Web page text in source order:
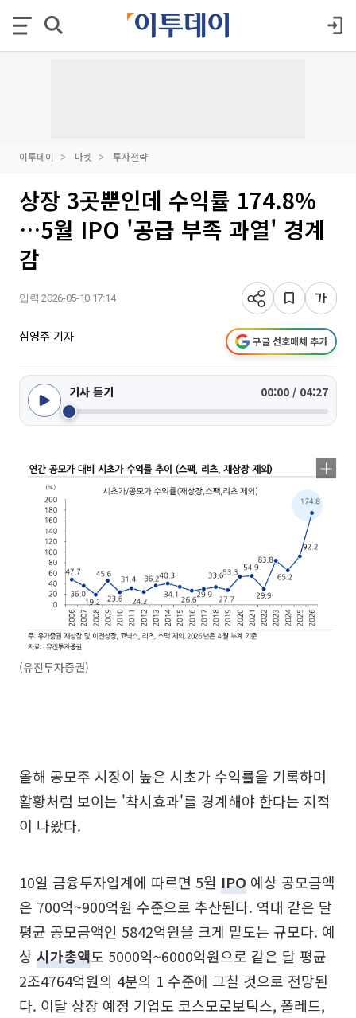
이투데이 마켓 투자전략
상장 3곳뿐인데 수익률 174.8%
…5월 IPO '공급 부족 과열' 경계
감
입력 2026-05-10 17:14
심영주 기자 구글 선호매체 추가
기사 듣기 00:00 / 04:27
(유진투자증권)
올해 공모주 시장이 높은 시초가 수익률을 기록하며
활황처럼 보이는 '착시효과'를 경계해야 한다는 지적
이 나왔다.
10일 금융투자업계에 따르면 5월 IPO 예상 공모금액
은 700억~900억원 수준으로 추산된다. 역대 같은 달
평균 공모금액인 5842억원을 크게 밑도는 규모다. 예
상 시가총액도 5000억~6000억원으로 같은 달 평균
2조4764억원의 4분의 1 수준에 그칠 것으로 전망된
다. 이달 상장 예정 기업도 코스모로보틱스, 폴레드,